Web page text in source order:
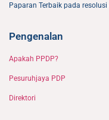
Paparan Terbaik pada
Pengenalan
Apakah PPDP?
Pesuruhjaya PDP
Direktori